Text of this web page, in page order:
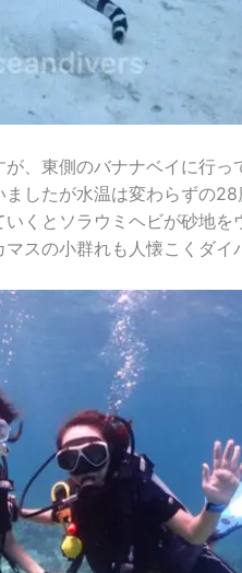
、東側のバナナベイに行っ
したが水温は変わらずの28
くとソラウミヘビが砂地を
スの小群れも人懐こくダイ